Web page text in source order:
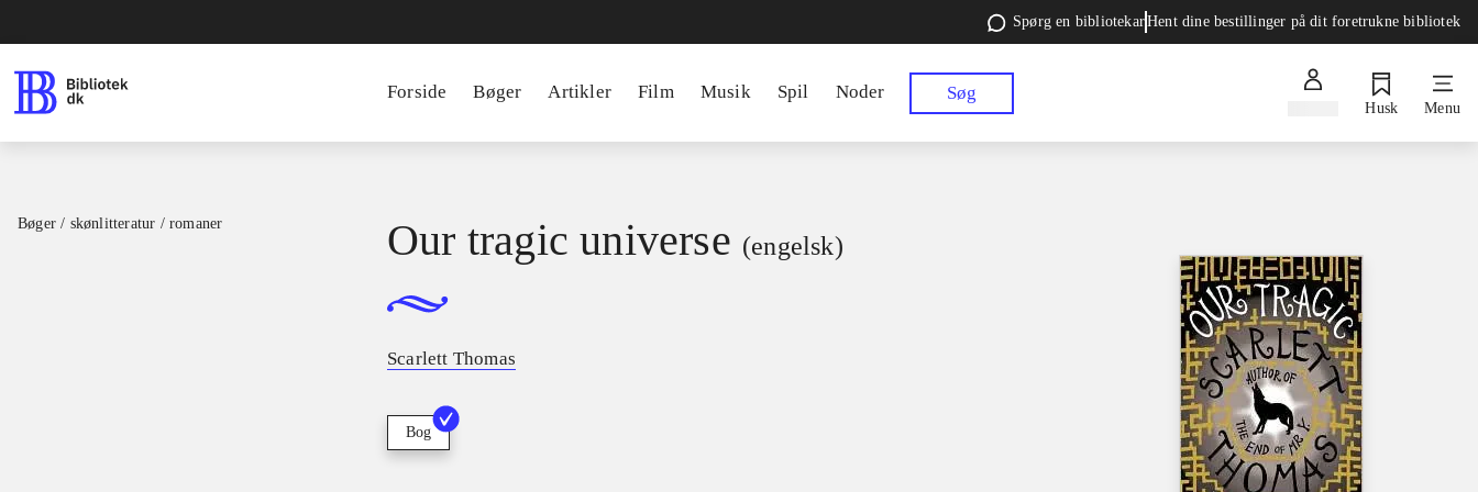
Spørg en bibliotekarHent dine bestillinger på dit foretrukne bibliotek
Forside Bøger Artikler Film Musik Spil Noder Søg
Husk Menu
Bøger / skønlitteratur / romaner Our tragic universe (engelsk)
Scarlett Thomas
Bog